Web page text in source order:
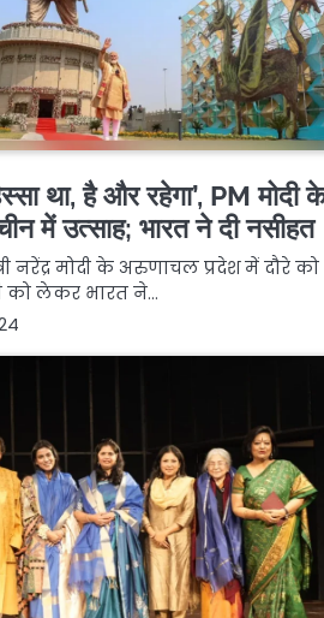
था, है और रहेगा’, PM मोदी
में उत्साह; भारत ने दी नसीहत
नरेंद्र मोदी के अरुणाचल प्रदेश में दौरे को
को लेकर भारत ने…